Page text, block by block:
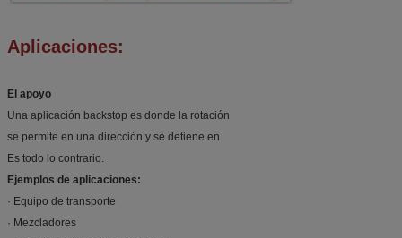
Aplicaciones:
El apoyo
Una aplicación backstop es donde la rotación
se permite en una dirección y se detiene en
Es todo lo contrario.
Ejemplos de aplicaciones:
· Equipo de transporte
· Mezcladores